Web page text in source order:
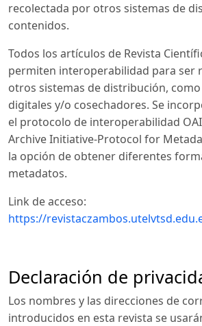
recolectada por otros sistemas de
contenidos.
Todos los artículos de Revista
permiten interoperabilidad para ser
otros sistemas de distribución,
digitales y/o cosechadores. Se
el protocolo de interoperabilidad
Archive Initiative-Protocol for
la opción de obtener diferentes
metadatos.
Link de acceso:
https://
Declaración de
Los nombres y las direcciones de
introducidos en esta revista se